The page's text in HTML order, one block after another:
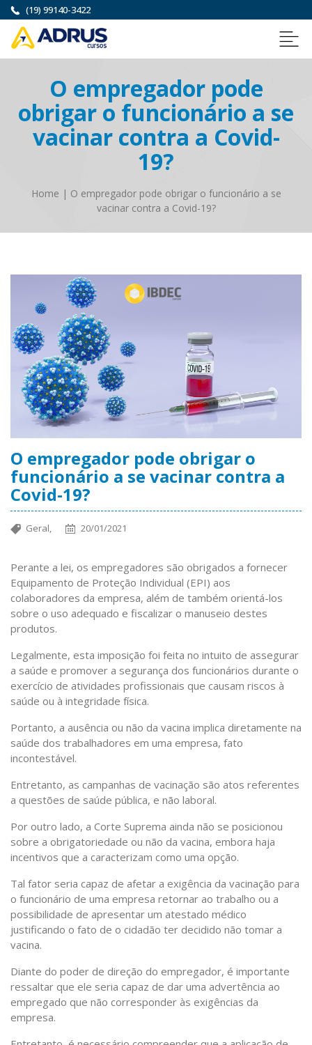
(19) 99140-3422
O empregador pode
obrigar o funcionário a se
vacinar contra a Covid-
19?
Home | O empregador pode obrigar o funcionário a se
vacinar contra a Covid-19?
O empregador pode obrigar o
funcionário a se vacinar contra a
Covid-19?
Geral, 20/01/2021
Perante a lei, os empregadores são obrigados a fornecer
Equipamento de Proteção Individual (EPI) aos
colaboradores da empresa, além de também orientá-los
sobre o uso adequado e fiscalizar o manuseio destes
produtos.
Legalmente, esta imposição foi feita no intuito de assegurar
a saúde e promover a segurança dos funcionários durante o
exercício de atividades profissionais que causam riscos à
saúde ou à integridade física.
Portanto, a ausência ou não da vacina implica diretamente na
saúde dos trabalhadores em uma empresa, fato
incontestável.
Entretanto, as campanhas de vacinação são atos referentes
a questões de saúde pública, e não laboral.
Por outro lado, a Corte Suprema ainda não se posicionou
sobre a obrigatoriedade ou não da vacina, embora haja
incentivos que a caracterizam como uma opção.
Tal fator seria capaz de afetar a exigência da vacinação para
o funcionário de uma empresa retornar ao trabalho ou a
possibilidade de apresentar um atestado médico
justificando o fato de o cidadão ter decidido não tomar a
vacina.
Diante do poder de direção do empregador, é importante
ressaltar que ele seria capaz de dar uma advertência ao
empregado que não corresponder às exigências da
empresa.